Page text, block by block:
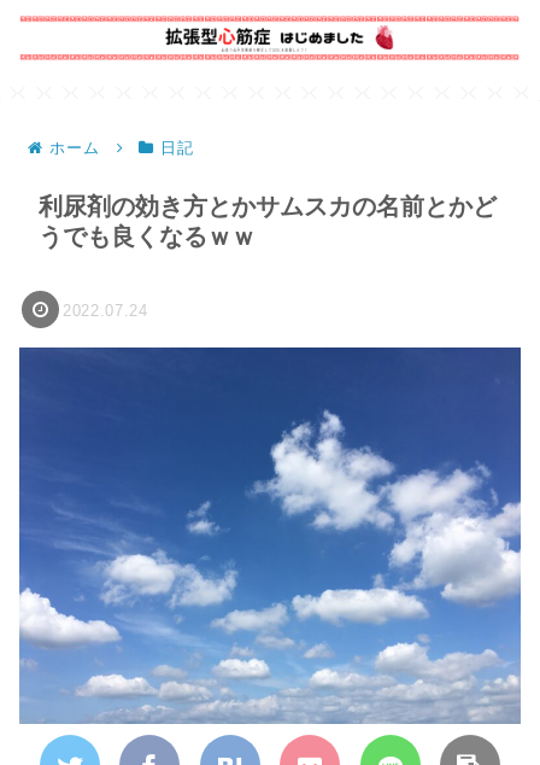
ホーム 日記
利尿剤の効き方とかサムスカの名前とかど
うでも良くなるｗｗ
2022.07.24